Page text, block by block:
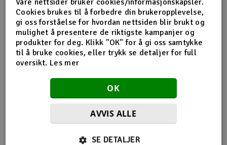
nybegynnerutstyr og avanserte løsninger hos samme
leverandør. Da internett for alvor endret
handelsmønstrene på 2000-tallet, satset Norwegian
Modellers tidlig på netthandel. Nettbutikken modellers.no
gjorde det mulig for kunder fra hele landet å handle
spesialprodukter som tidligere ofte bare var tilgjengelige i
større byer. Samtidig fortsatte selskapet å drive fysisk
Cookies brukes til å forbedre din brukeropplevelse,
gi oss forståelse for hvordan nettsiden blir brukt og
mulighet å presentere de riktigste kampanjer og
produkter for deg. Klikk "OK" for å gi oss samtykke
til å bruke cookies, eller trykk se detaljer for full
oversikt. Les mer
OK
AVVIS ALLE
SE DETALJER